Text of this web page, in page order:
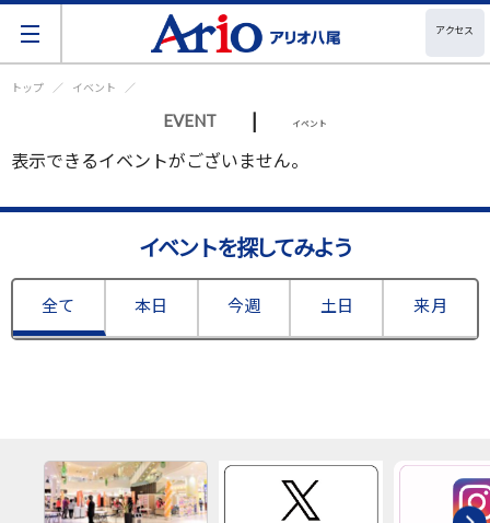
アクセス
トップ イベント
EVENT | イベント
表示できるイベントがございません。
イベントを探してみよう
全て 本日 今週 土日 来月